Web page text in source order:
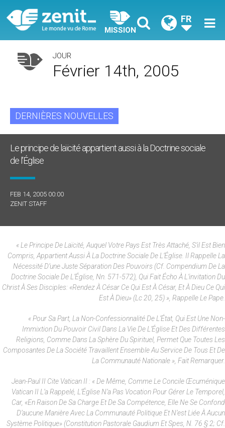
MISSION
FR
JOUR
Février 14th, 2005
DERNIÈRES NOUVELLES
Le principe de laïcité appartient aussi à la Doctrine sociale
de l’Église
FEB 14, 2005 00:00
ZENIT STAFF
« Le Principe De Laïcité, Auquel Votre Pays Est Très Attaché, S’il Est Bien
Compris, Appartient Aussi À La Doctrine Sociale De L’Église. Il Rappelle La
Nécessité D’une Juste Séparation Des Pouvoirs (cf. Compendium De La
Doctrine Sociale De L’Église, Nn. 571-572), Qui Fait Écho À L’invitation Du
Christ À Ses Disciples: «Rendez À César Ce Qui Est À César, Et À Dieu Ce Qui
Est À Dieu» (Lc 20, 25) », Rappelle Le Pape.
« Pour Sa Part, La Non-Confessionnalité De L’État, Qui Est Une Non-
Immixtion Du Pouvoir Civil Dans La Vie De L’Église Et Des Différentes
Religions, Comme Dans La Sphère Du Spirituel, Permet Que Toutes Les
Composantes De La Société Travaillent Ensemble Au Service De Tous Et De
La Communauté Nationale », Fait Remarquer.
Jean-Paul II Cite Vatican II : « De Même, Comme Le Concile Œcuménique
Vatican II L’a Rappelé, L’Église N’a Pas Vocation Pour Gérer Le Temporel,
Car, «en Raison De Sa Charge Et De Sa Compétence, Elle Ne Se Confond
D’aucune Manière Avec La Communauté Politique Et N’est Liée À Aucun
Système Politique» (Constitution Pastorale Gaudium Et Spes, N. 76 § 2; Cf.